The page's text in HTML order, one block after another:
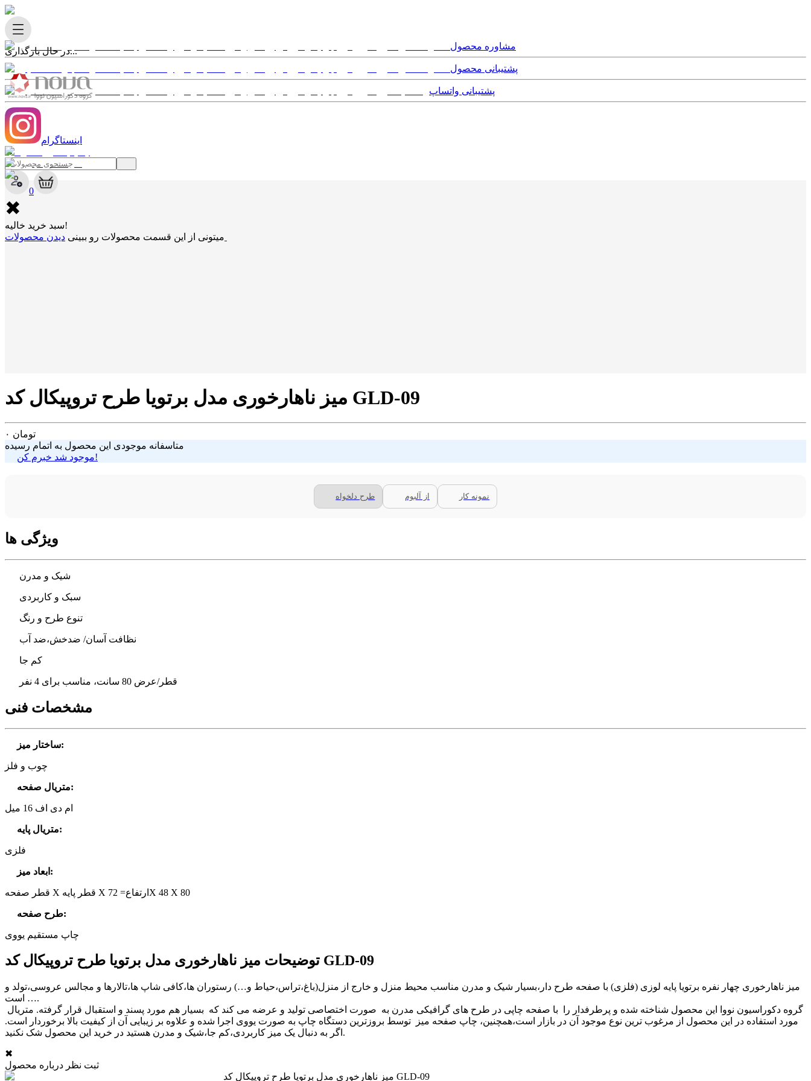
در حال بارگذاری...
✖
0
✖
سبد خرید خالیه!
میتونی از این قسمت محصولات رو ببینی
مشاوره محصول
پشتیبانی محصول
پشتیبانی واتساپ
اینستاگرام
میز ناهارخوری مدل برتویا طرح تروپیکال کد GLD-09
۰ تومان
متاسفانه موجودی این محصول به اتمام رسیده
موجود شد خبرم کن!
طرح دلخواه از آلبوم نمونه کار
ویژگی ها
شیک و مدرن
سبک و کاربردی
تنوع طرح و رنگ
نظافت آسان/ ضدخش،ضد آب
کم جا
قطر/عرض 80 سانت، مناسب برای 4 نفر
مشخصات فنی
ساختار میز:
چوب و فلز
متریال صفحه:
ام دی اف 16 میل
متریال پایه:
فلزی
ابعاد میز :
قطر صفحه X قطر پایه X ارتفاع= 72X 48 X 80
طرح صفحه:
چاپ مستقیم یووی
توضیحات میز ناهارخوری مدل برتویا طرح تروپیکال کد GLD-09
میز ناهارخوری چهار نفره برتویا پایه لوزی (فلزی) با صفحه طرح دار،بسیار شیک و مدرن مناسب محیط منزل و خارج از منزل(باغ،تراس،حیاط و…) رستوران ها،کافی شاپ ها،تالارها و مجالس عروسی،تولد و
… است.
مورد استفاده در این محصول از مرغوب ترین نوع موجود آن در بازار است،همچنین، چاپ صفحه میز توسط بروزترین دستگاه چاپ به صورت یووی اجرا شده و علاوه بر زیبایی آن از کیفیت بالا برخوردار است.
اگر به دنبال یک میز کاربردی،کم جا،شیک و مدرن هستید در خرید این محصول شک نکنید.
✖
ثبت نظر درباره محصول
میز ناهارخوری مدل برتویا طرح تروپیکال کد GLD-09